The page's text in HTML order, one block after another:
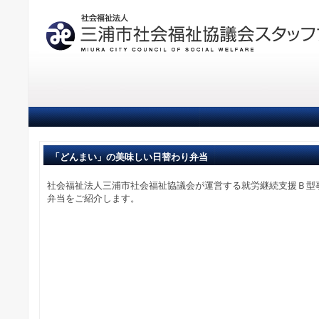
「どんまい」の美味しい日替わり弁当
社会福祉法人三浦市社会福祉協議会が運営する就労継続支援Ｂ
弁当をご紹介します。